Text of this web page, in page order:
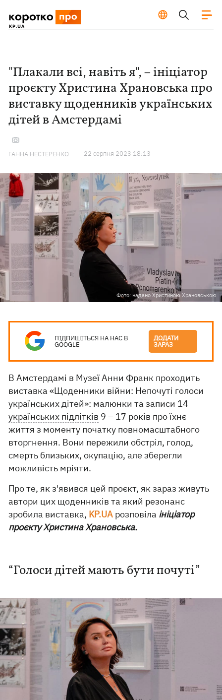
"Плакали всі, навіть я", – ініціатор
проєкту Христина Храновська про
виставку щоденників українських
дітей в Амстердамі
ГАННА НЕСТЕРЕНКО 22 серпня 2023 18:13
Фото: надано Христиною Храновською
ПІДПИШІТЬСЯ НА НАС В
GOOGLE
ДОДАТИ
ЗАРАЗ
В Амстердамі в Музеї Анни Франк проходить
виставка «Щоденники війни: Непочуті голоси
українських дітей»: малюнки та записи 14
українських підлітків 9 – 17 років про їхнє
життя з моменту початку повномасштабного
вторгнення. Вони пережили обстріл, голод,
смерть близьких, окупацію, але зберегли
можливість мріяти.
Про те, як з'явився цей проєкт, як зараз живуть
автори цих щоденників та який резонанс
зробила виставка, KP.UA розповіла ініціатор
проєкту Христина Храновська.
“Голоси дітей мають бути почуті”